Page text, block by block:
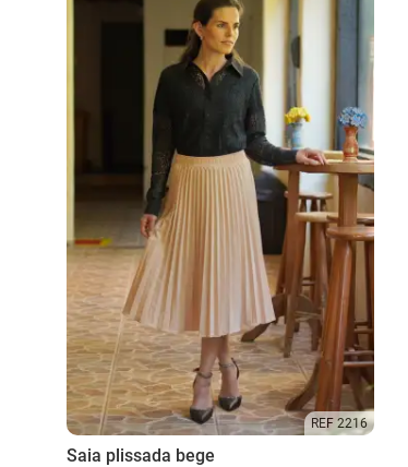
REF 2216
Saia plissada bege